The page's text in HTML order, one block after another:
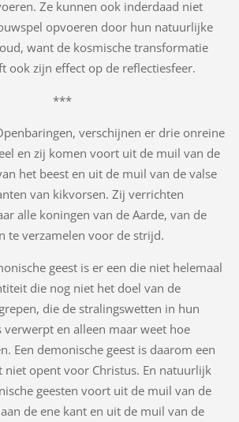
Ze kunnen ook inderdaad niet
opvoeren door hun natuurlijke
want de kosmische transformatie
ook zijn effect op de reflectiesfeer.
***
verschijnen er drie onreine
en zij komen voort uit de muil van de
het beest en uit de muil van de valse
van kikvorsen. Zij verrichten
alle koningen van de Aarde, van de
te verzamelen voor de strijd.
geest is er een die niet helemaal
die nog niet het doel van de
die de stralingswetten in hun
verwerpt en alleen maar weet hoe
Een demonische geest is daarom een
opent voor Christus. En natuurlijk
geesten voort uit de muil van de
de ene kant en uit de muil van de